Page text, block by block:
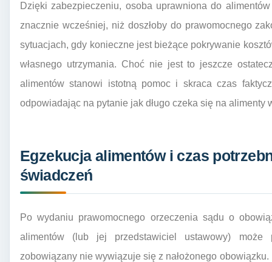
Dzięki zabezpieczeniu, osoba uprawniona do
znacznie wcześniej, niż doszłoby do prawomocnego
sytuacjach, gdy konieczne jest bieżące pokrywanie
własnego utrzymania. Choć nie jest to jeszcze
alimentów stanowi istotną pomoc i skraca czas
odpowiadając na pytanie jak długo czeka się na alimenty
Egzekucja alimentów i czas
świadczeń
Po wydaniu prawomocnego orzeczenia sądu o
alimentów (lub jej przedstawiciel ustawowy) może
zobowiązany nie wywiązuje się z nałożonego